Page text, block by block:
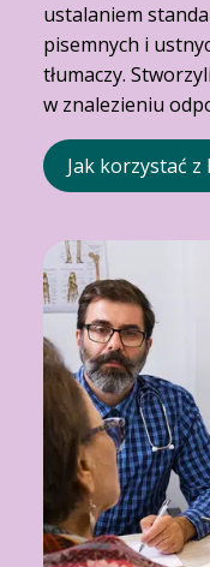
ustalaniem
pisemnych i
tłumaczy.
w znalezieniu
Jak korzystać